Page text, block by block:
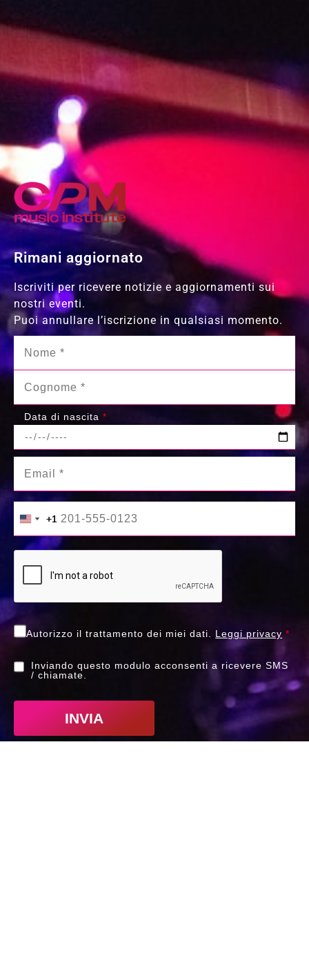
Rimani aggiornato
Iscriviti per ricevere notizie e aggiornamenti sui
nostri eventi.
Puoi annullare l’iscrizione in qualsiasi momento.
Data di nascita *
United States +1
+1
United States +1
+1
Autorizzo il trattamento dei miei dati. Leggi privacy *
Inviando questo modulo acconsenti a ricevere SMS
/ chiamate.
INVIA